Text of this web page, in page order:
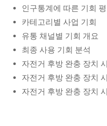
인구통계에 따른 기회
카테고리별 사업 기회
유통 채널별 기회 개요
최종 사용 기회 분석
자전거 후방 완충 장치
자전거 후방 완충 장치
자전거 후방 완충 장치